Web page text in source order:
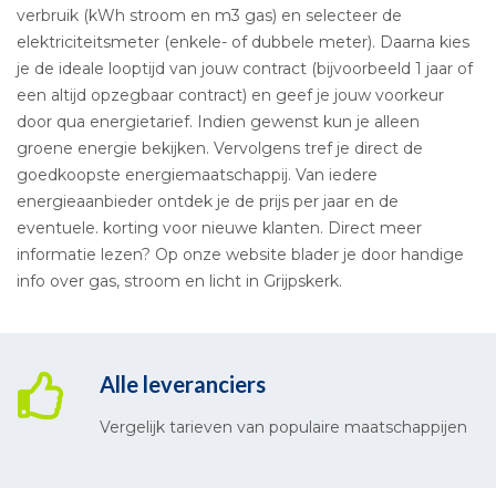
verbruik (kWh stroom en m3 gas) en selecteer de
elektriciteitsmeter (enkele- of dubbele meter). Daarna kies
je de ideale looptijd van jouw contract (bijvoorbeeld 1 jaar of
een altijd opzegbaar contract) en geef je jouw voorkeur
door qua energietarief. Indien gewenst kun je alleen
groene energie bekijken. Vervolgens tref je direct de
goedkoopste energiemaatschappij. Van iedere
energieaanbieder ontdek je de prijs per jaar en de
eventuele. korting voor nieuwe klanten. Direct meer
informatie lezen? Op onze website blader je door handige
info over gas, stroom en licht in Grijpskerk.
Alle leveranciers
Vergelijk tarieven van populaire maatschappijen